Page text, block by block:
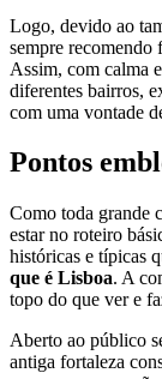
Logo, devido ao
sempre recomendo
Assim, com calma
diferentes bairros,
com uma vontade
Pontos
Como toda grande
estar no roteiro
históricas e típicas
que é Lisboa. A
topo do que ver e
Aberto ao público
antiga fortaleza